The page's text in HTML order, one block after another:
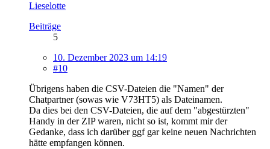
Lieselotte
Beiträge
5
10. Dezember 2023 um 14:19
#10
Übrigens haben die CSV-Dateien die "Namen" der
Chatpartner (sowas wie V73HT5) als Dateinamen.
Da dies bei den CSV-Dateien, die auf dem "abgestürzten"
Handy in der ZIP waren, nicht so ist, kommt mir der
Gedanke, dass ich darüber ggf gar keine neuen Nachrichten
hätte empfangen können.